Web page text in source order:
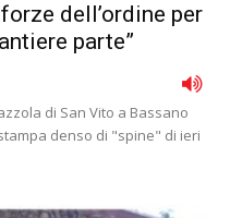
dell’ordine per
parte”
di San Vito a Bassano
denso di "spine" di ieri